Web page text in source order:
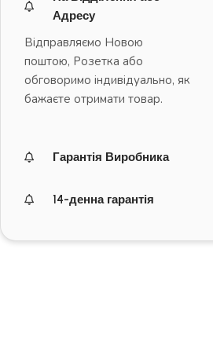
Адресу
Відправляємо Новою
поштою, Розетка або
обговоримо індивідуально, як
бажаєте отримати товар.
Гарантія Виробника
14-денна гарантія